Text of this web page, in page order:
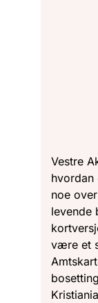
Vestre
hvordan
noe
levende
være et